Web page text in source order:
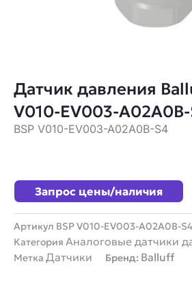
Датчик давления
V010-EV003-
BSP V010-EV003-A02A0B-S4
Запрос цены/наличия
Артикул BSP V010-EV003-A02A0B-S4
Категория Аналоговые датчики
Метка Датчики Бренд: Balluff